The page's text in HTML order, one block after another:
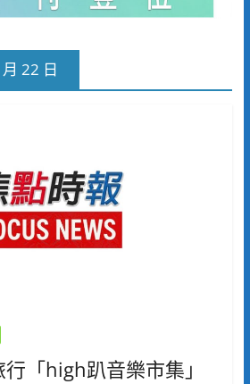
22 日
「high趴音樂市集」